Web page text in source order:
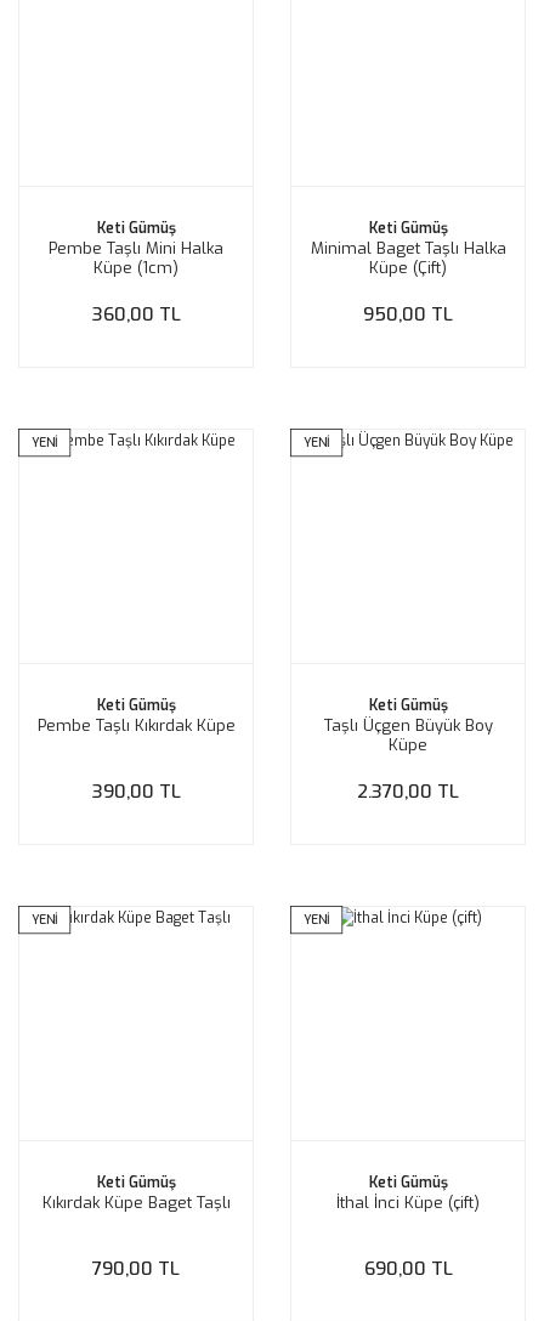
Keti Gümüş
Pembe Taşlı Mini Halka
Küpe (1cm)
360,00 TL
Keti Gümüş
Minimal Baget Taşlı Halka
Küpe (Çift)
950,00 TL
YENİ
Keti Gümüş
Pembe Taşlı Kıkırdak Küpe
390,00 TL
YENİ
Keti Gümüş
Taşlı Üçgen Büyük Boy
Küpe
2.370,00 TL
YENİ
Keti Gümüş
Kıkırdak Küpe Baget Taşlı
790,00 TL
YENİ
Keti Gümüş
İthal İnci Küpe (çift)
690,00 TL